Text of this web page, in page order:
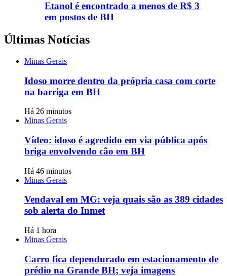
Etanol é encontrado a menos de R$ 3
em postos de BH
Últimas Notícias
Minas Gerais
Idoso morre dentro da própria casa com corte
na barriga em BH
Há 26 minutos
Minas Gerais
Vídeo: idoso é agredido em via pública após
briga envolvendo cão em BH
Há 46 minutos
Minas Gerais
Vendaval em MG: veja quais são as 389 cidades
sob alerta do Inmet
Há 1 hora
Minas Gerais
Carro fica dependurado em estacionamento de
prédio na Grande BH; veja imagens